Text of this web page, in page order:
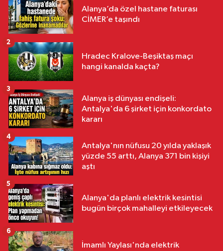
Alanya’da özel hastane faturası
CİMER’e taşındı
Hradec Kralove-Beşiktaş maçı
hangi kanalda kaçta?
2
Alanya iş dünyası endişeli:
Antalya'da 6 şirket için konkordato
kararı
3
Antalya'nın nüfusu 20 yılda yaklaşık
yüzde 55 arttı, Alanya 371 bin kişiyi
aştı
4
Alanya'da planlı elektrik kesintisi
bugün birçok mahalleyi etkileyecek
5
İmamlı Yaylası'nda elektrik
6